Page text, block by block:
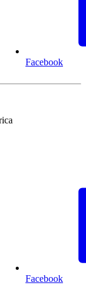
Facebook
Facebook